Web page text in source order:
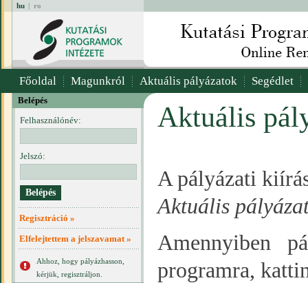
hu | ro
Főoldal Magunkról Aktuális pályázatok Segédlet
Belépés
Felhasználónév:
Jelszó:
Regisztráció »
Elfelejtettem a jelszavamat »
Ahhoz, hogy pályázhasson,
kérjük, regisztráljon.
Aktuális
A pályázati
Aktuális
Amennyiben
programra,